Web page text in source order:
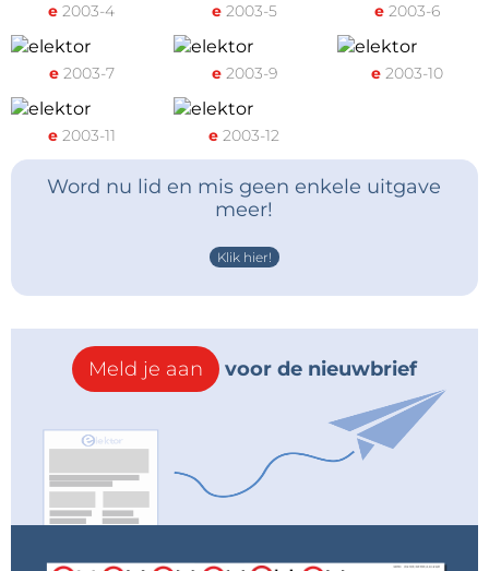
e2003-4 e 2003-5 e2003-6
e 2003-7 e 2003-9 e2003-10
e 2003-11 e2003-12
Word nu lid en mis geen enkele uitgave
meer!
Klik hier!
Meld je aan voor de nieuwbrief